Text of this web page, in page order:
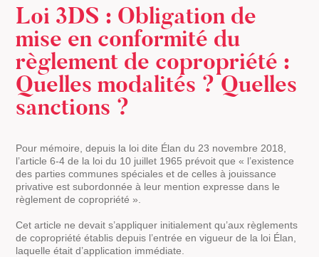
Loi 3DS : Obligation de
mise en conformité du
règlement de copropriété :
Quelles modalités ? Quelles
sanctions ?
Pour mémoire, depuis la loi dite Élan du 23 novembre 2018,
l’article 6-4 de la loi du 10 juillet 1965 prévoit que « l’existence
des parties communes spéciales et de celles à jouissance
privative est subordonnée à leur mention expresse dans le
règlement de copropriété ».
Cet article ne devait s’appliquer initialement qu’aux règlements
de copropriété établis depuis l’entrée en vigueur de la loi Élan,
laquelle était d’application immédiate.